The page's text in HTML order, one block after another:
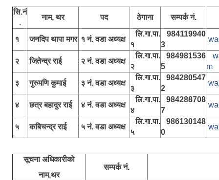
सि.नं
.
नाम, थर पद ठेगाना सम्पर्क नं.
१ जनदिप थापा मगर १ नं. वडा अध्यक्ष
लि.गा.पा.
१
984119940
3
२ जितेन्द्र राई २ नं. वडा अध्यक्ष
लि.गा.पा.
२
984981536
5
m
३
गुरुमणि कुमाई ३ नं. वडा अध्यक्ष
लि.गा.पा.
३
984280547
2
४ छत्र बहादुर राई ४ नं. वडा अध्यक्ष
लि.गा.पा.
४
984288708
7
५ कबिचन्द्र राई ५ नं. वडा अध्यक्ष
लि.गा.पा.
५
986130148
0
सूचना अधिकारीकाे
नाम,थर
सम्पर्क नं.